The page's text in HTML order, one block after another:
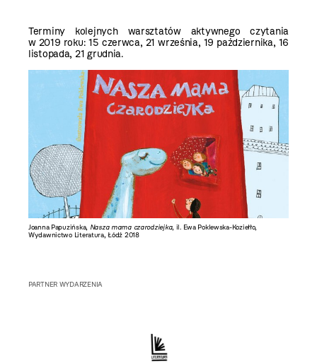
Terminy kolejnych warsztatów aktywnego czytania
w 2019 roku: 15 czerwca, 21 września, 19 października, 16
listopada, 21 grudnia.
Joanna Papuzińska, Nasza mama czarodziejka, il. Ewa Poklewska-Koziełło,
Wydawnictwo Literatura, Łódź 2018
PARTNER WYDARZENIA